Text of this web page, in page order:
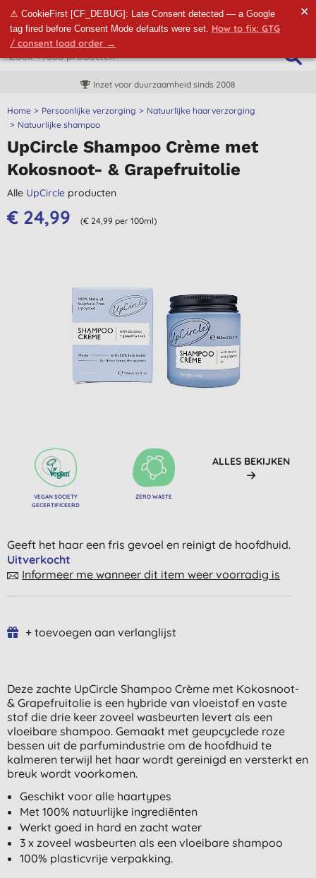
⚠ CookieFirst [CF_DEBUG]: Late Consent detected — a Google
tag fired before Consent Mode defaults were set. How to fix: GTG
/ consent load order →
✕
Inzet voor duurzaamheid sinds 2008
Home Persoonlijke verzorging
Natuurlijke haarverzorging
Natuurlijke shampoo
UpCircle Shampoo Crème met
Kokosnoot- & Grapefruitolie
Alle UpCircle producten
€ 24,99 (€ 24,99 per 100ml)
VEGAN SOCIETY
GECERTIFICEERD
ZERO WASTE
ALLES BEKIJKEN
Geeft het haar een fris gevoel en reinigt de hoofdhuid.
Uitverkocht
Informeer me wanneer dit item weer voorradig is
+ toevoegen aan verlanglijst
Deze zachte UpCircle Shampoo Crème met Kokosnoot-
& Grapefruitolie is een hybride van vloeistof en vaste
stof die drie keer zoveel wasbeurten levert als een
vloeibare shampoo. Gemaakt met geupcyclede roze
bessen uit de parfumindustrie om de hoofdhuid te
kalmeren terwijl het haar wordt gereinigd en versterkt en
breuk wordt voorkomen.
Geschikt voor alle haartypes
Met 100% natuurlijke ingrediënten
Werkt goed in hard en zacht water
3 x zoveel wasbeurten als een vloeibare shampoo
100% plasticvrije verpakking.